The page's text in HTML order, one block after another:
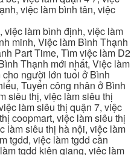
việc làm bình tân, việc
việc làm bình định, việc làm
minh, Việc làm Bình Thạnh
Part Time, Tìm việc làm D2
Thạnh mới nhất, Việc làm
người lớn tuổi ở Bình
Tuyển công nhân ở Bình
siêu thị, việc làm siêu thị
làm siêu thị quận 7, việc
coopmart, việc làm siêu thị
làm siêu thị hà nội, việc làm
tgdd, việc làm tgdd cần
tgdd kiên giang, việc làm